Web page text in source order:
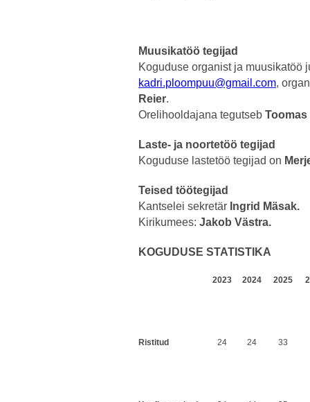
Muusikatöö tegijad
Koguduse organist ja muusikatöö
kadri.ploompuu@gmail.com,
Reier.
Orelihooldajana tegutseb Toomas
Laste- ja noortetöö tegijad
Koguduse lastetöö tegijad on
Teised töötegijad
Kantselei sekretär Ingrid Mäsak.
Kirikumees: Jakob Västra.
KOGUDUSE STATISTIKA
2023 2024 2025
Ristitud 24 24 33